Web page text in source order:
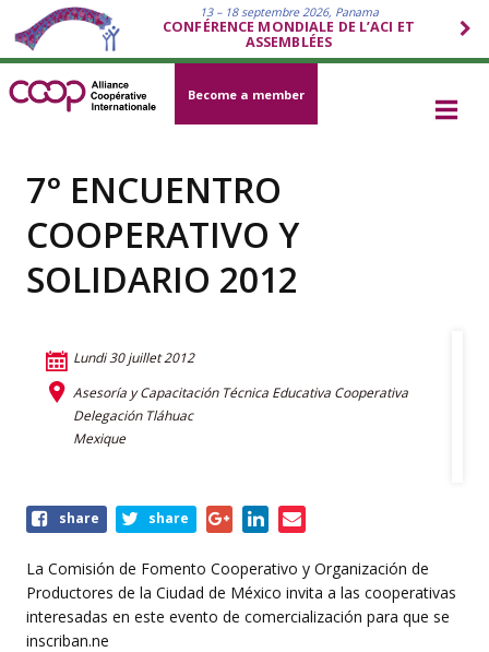
13 – 18 septembre 2026, Panama
CONFÉRENCE MONDIALE DE L’ACI ET
ASSEMBLÉES
Become a member
7° ENCUENTRO
COOPERATIVO Y
SOLIDARIO 2012
Lundi 30 juillet 2012
Asesoría y Capacitación Técnica Educativa Cooperativa
Delegación Tláhuac
Mexique
Share
event
share share
La Comisión de Fomento Cooperativo y Organización de
Productores de la Ciudad de México invita a las cooperativas
interesadas en este evento de comercialización para que se
inscriban.ne